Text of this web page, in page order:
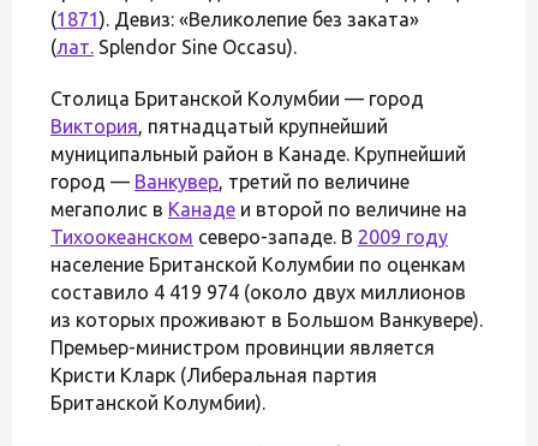
(1871). Девиз: «Великолепие без заката»
(лат. Splendor Sine Occasu).
Столица Британской Колумбии — город
Виктория, пятнадцатый крупнейший
муниципальный район в Канаде. Крупнейший
город — Ванкувер, третий по величине
мегаполис в Канаде и второй по величине на
Тихоокеанском северо-западе. В 2009 году
население Британской Колумбии по оценкам
составило 4 419 974 (около двух миллионов
из которых проживают в Большом Ванкувере).
Премьер-министром провинции является
Кристи Кларк (Либеральная партия
Британской Колумбии).